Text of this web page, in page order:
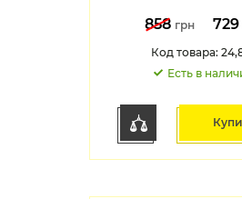
858 грн 729
Код товара:
Есть в